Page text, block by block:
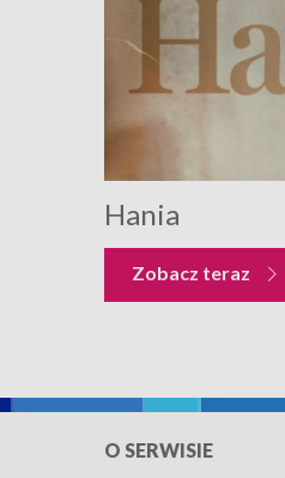
Hania
Zobacz teraz
O SERWISIE